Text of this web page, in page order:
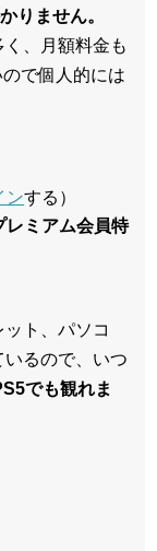
りません。
、月額料金も
で個人的には
ンする）
レミアム会員特
ト、パソコ
いるので、いつ
でも観れま